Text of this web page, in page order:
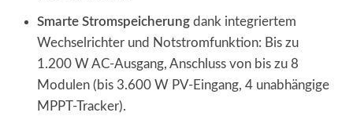
Smarte Stromspeicherung dank integriertem
Wechselrichter und Notstromfunktion: Bis zu
1.200 W AC-Ausgang, Anschluss von bis zu 8
Modulen (bis 3.600 W PV-Eingang, 4 unabhängige
MPPT-Tracker).